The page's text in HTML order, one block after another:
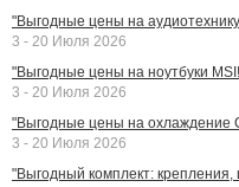
"Выгодные цены на
3 - 20 Июля 2026
"Выгодные цены на ноутбуки
3 - 20 Июля 2026
"Выгодные цены на охлаждение
3 - 20 Июля 2026
"Выгодный комплект: